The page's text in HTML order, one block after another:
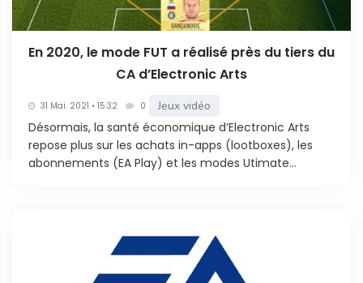
En 2020, le mode FUT a réalisé près du tiers du
CA d’Electronic Arts
31 Mai. 2021 • 15:32 0 Jeux vidéo
Désormais, la santé économique d’Electronic Arts
repose plus sur les achats in-apps (lootboxes), les
abonnements (EA Play) et les modes Utimate...